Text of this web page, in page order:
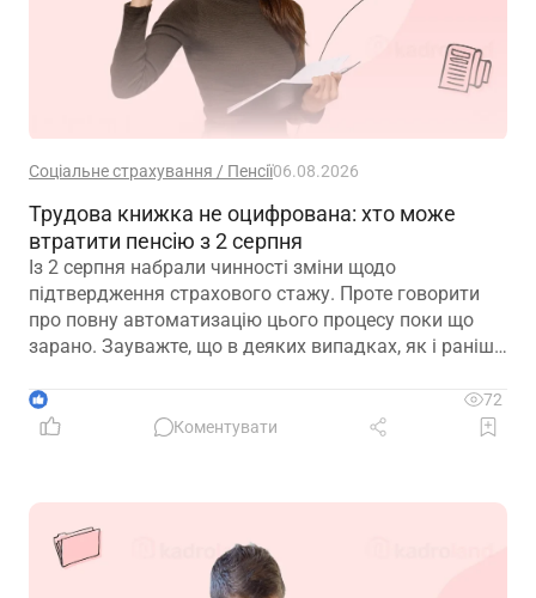
Соціальне страхування / Пенсії06.08.2026
Трудова книжка не оцифрована: хто може
втратити пенсію з 2 серпня
Із 2 серпня набрали чинності зміни щодо
підтвердження страхового стажу. Проте говорити
про повну автоматизацію цього процесу поки що
зарано. Зауважте, що в деяких випадках, як і раніше,
підтвердження стажу і призначення пенсії
1
72
Коментувати